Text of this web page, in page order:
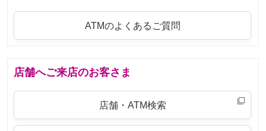
ATMのよくあるご質問
店舗へご来店のお客さま
店舗・ATM検索